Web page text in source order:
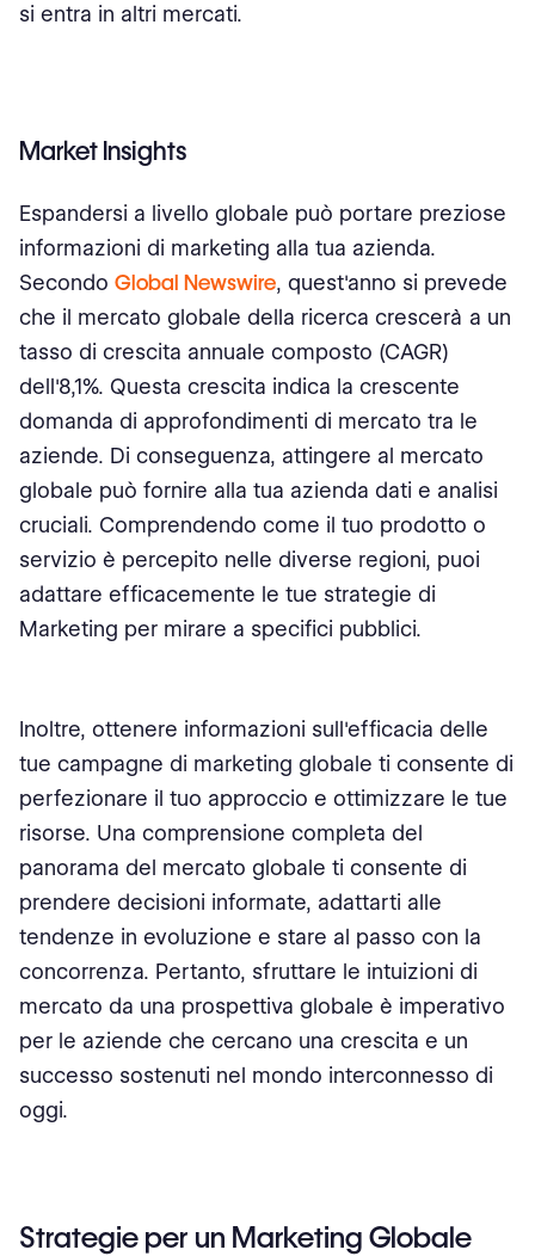
si entra in altri mercati.
Market Insights
Espandersi a livello globale può portare preziose
informazioni di marketing alla tua azienda.
Secondo Global Newswire, quest'anno si prevede
che il mercato globale della ricerca crescerà a un
tasso di crescita annuale composto (CAGR)
dell'8,1%. Questa crescita indica la crescente
domanda di approfondimenti di mercato tra le
aziende. Di conseguenza, attingere al mercato
globale può fornire alla tua azienda dati e analisi
cruciali. Comprendendo come il tuo prodotto o
servizio è percepito nelle diverse regioni, puoi
adattare efficacemente le tue strategie di
Marketing per mirare a specifici pubblici.
Inoltre, ottenere informazioni sull'efficacia delle
tue campagne di marketing globale ti consente di
perfezionare il tuo approccio e ottimizzare le tue
risorse. Una comprensione completa del
panorama del mercato globale ti consente di
prendere decisioni informate, adattarti alle
tendenze in evoluzione e stare al passo con la
concorrenza. Pertanto, sfruttare le intuizioni di
mercato da una prospettiva globale è imperativo
per le aziende che cercano una crescita e un
successo sostenuti nel mondo interconnesso di
oggi.
Strategie per un Marketing Globale